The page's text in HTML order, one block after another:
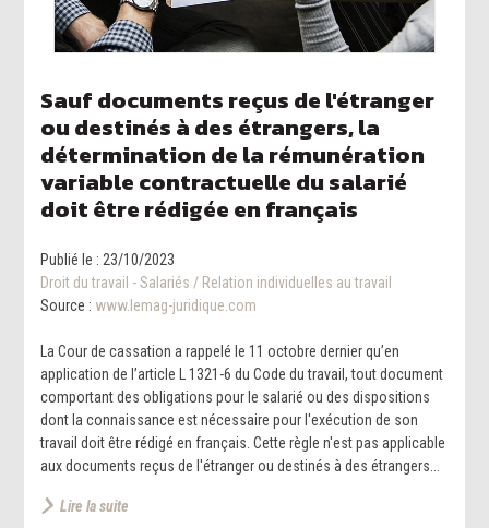
Sauf documents reçus de l'étranger
ou destinés à des étrangers, la
détermination de la rémunération
variable contractuelle du salarié
doit être rédigée en français
Publié le : 23/10/2023
Droit du travail - Salariés / Relation individuelles au travail
Source : www.lemag-juridique.com
La Cour de cassation a rappelé le 11 octobre dernier qu’en
application de l’article L 1321-6 du Code du travail, tout document
comportant des obligations pour le salarié ou des dispositions
dont la connaissance est nécessaire pour l'exécution de son
travail doit être rédigé en français. Cette règle n'est pas applicable
aux documents reçus de l'étranger ou destinés à des étrangers...
Lire la suite